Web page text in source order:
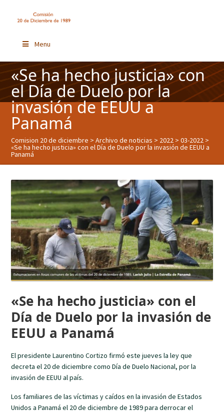
Menu
«Se ha hecho justicia» con
el Día de Duelo por la
invasión de EEUU a
Panamá
Comision 20 de diciembre >Archivo de noticias > 2022 >03-2022 >
«Se ha hecho justicia» con el Día de Duelo por la invasión de EEUU a
Panamá
«Se ha hecho justicia» con el
Día de Duelo por la invasión de
EEUU a Panamá
El presidente Laurentino Cortizo firmó este jueves la ley que
decreta el 20 de diciembre como Día de Duelo Nacional, por la
invasión de EEUU al país.
Los familiares de las víctimas y caídos en la invasión de Estados
Unidos a Panamá el 20 de diciembre de 1989 para derrocar el